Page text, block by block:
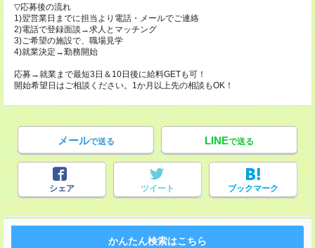
▽応募後の流れ
1)翌営業日までに担当より電話・メールでご連絡
2)電話で登録面談→求人とマッチング
3)ご希望の施設で、職場見学
4)就業決定→勤務開始
応募→就業まで最短3日＆10日後に給料GETも可！
開始希望日はご相談ください。1か月以上先の相談もOK！
メールで送る LINEで送る
シェア ツイート ブックマーク
かんたん検索はこちら